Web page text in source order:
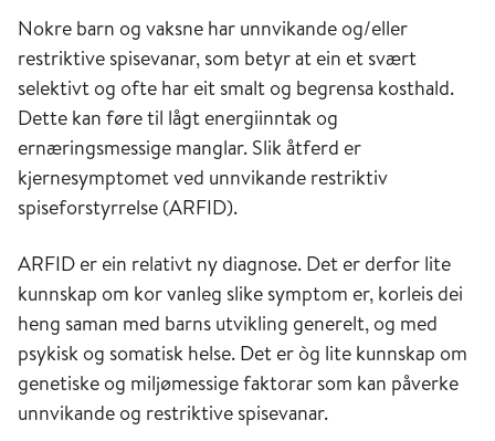
Nokre barn og vaksne har unnvikande og/eller
restriktive spisevanar, som betyr at ein et svært
selektivt og ofte har eit smalt og begrensa kosthald.
Dette kan føre til lågt energiinntak og
ernæringsmessige manglar. Slik åtferd er
kjernesymptomet ved unnvikande restriktiv
spiseforstyrrelse (ARFID).
ARFID er ein relativt ny diagnose. Det er derfor lite
kunnskap om kor vanleg slike symptom er, korleis dei
heng saman med barns utvikling generelt, og med
psykisk og somatisk helse. Det er òg lite kunnskap om
genetiske og miljømessige faktorar som kan påverke
unnvikande og restriktive spisevanar.